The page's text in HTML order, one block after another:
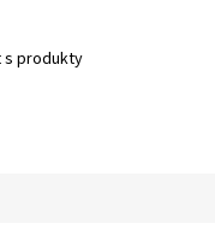
s produkty